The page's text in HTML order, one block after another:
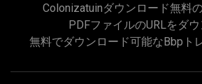
Colonizatuinダウンロード無料
PDFファイルのURLをダ
無料でダウンロード可能なbbpト